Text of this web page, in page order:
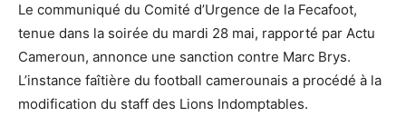
Le communiqué du Comité d’Urgence de la Fecafoot,
tenue dans la soirée du mardi 28 mai, rapporté par Actu
Cameroun, annonce une sanction contre Marc Brys.
L’instance faîtière du football camerounais a procédé à la
modification du staff des Lions Indomptables.